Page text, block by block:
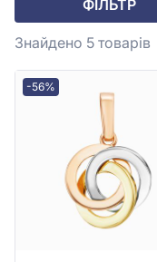
ФІЛЬТР
Знайдено 5 товарів
-56%